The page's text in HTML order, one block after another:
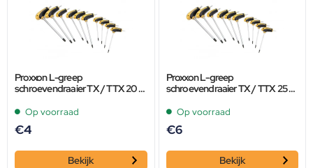
Proxxon L-greep
schroevendraaier TX / TTX 20 x
Op voorraad
€4
Bekijk
Proxxon L-greep
schroevendraaier TX / TTX 25 x
Op voorraad
€6
Bekijk